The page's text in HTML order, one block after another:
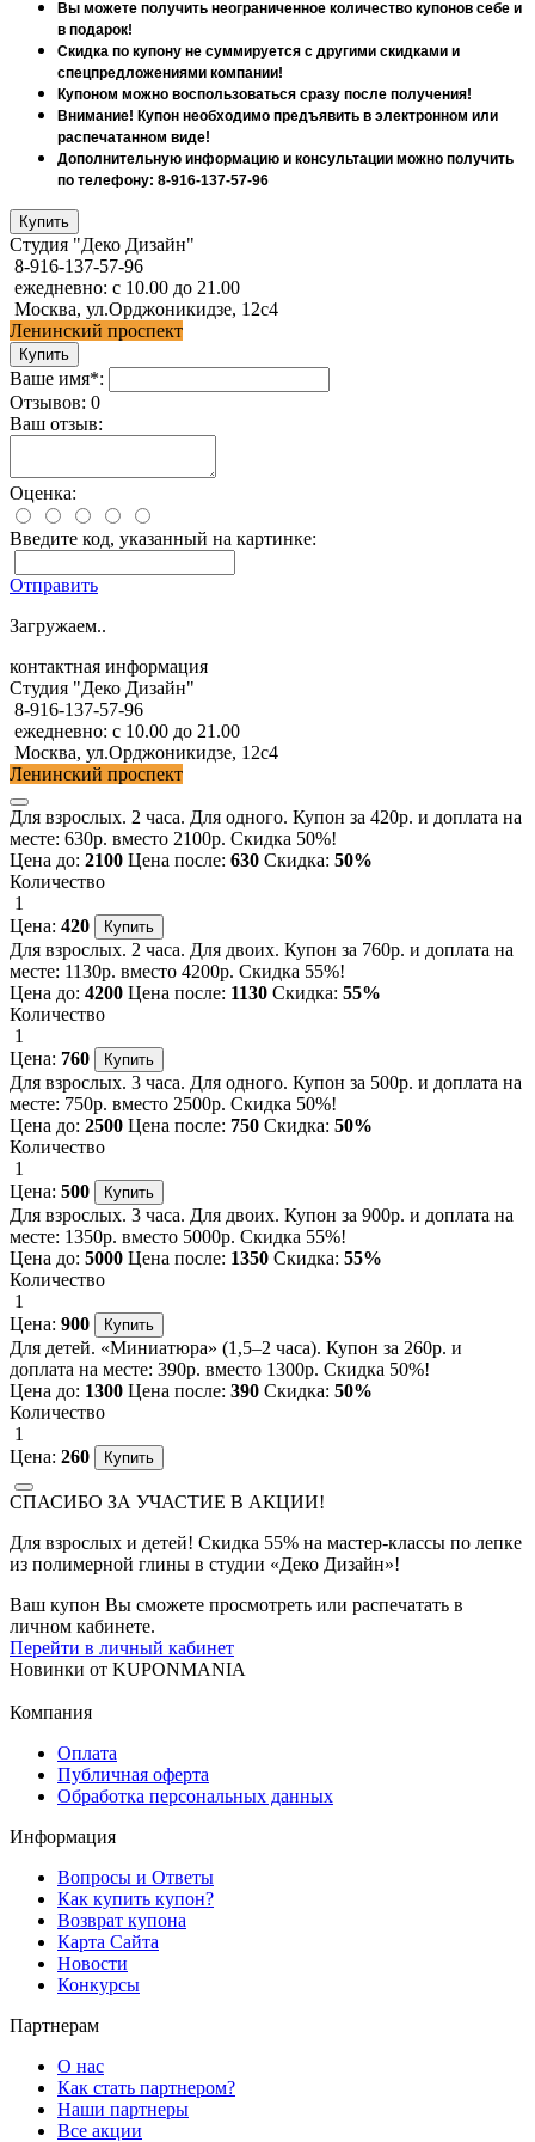
Вы можете получить неограниченное количество купонов себе и
в подарок!
Скидка по купону не суммируется с другими скидками и
спецпредложениями компании!
Купоном можно воспользоваться сразу после получения!
Внимание! Купон необходимо предъявить в электронном или
распечатанном виде!
Дополнительную информацию и консультации можно получить
по телефону: 8-916-137-57-96
Студия "Деко Дизайн"
8-916-137-57-96
ежедневно: с 10.00 до 21.00
Москва, ул.Орджоникидзе, 12с4
Ленинский проспект
Ваше имя*:
Отзывов: 0
Ваш отзыв:
Оценка:
Введите код, указанный на картинке:
Отправить
Загружаем..
контактная информация
Студия "Деко Дизайн"
8-916-137-57-96
ежедневно: с 10.00 до 21.00
Москва, ул.Орджоникидзе, 12с4
Ленинский проспект
Для взрослых. 2 часа. Для одного. Купон за 420р. и доплата на
месте: 630р. вместо 2100р. Скидка 50%!
Цена до: 2100 Цена после: 630 Скидка: 50%
Количество
1
Цена: 420
Для взрослых. 2 часа. Для двоих. Купон за 760р. и доплата на
месте: 1130р. вместо 4200р. Скидка 55%!
Цена до: 4200 Цена после: 1130 Скидка: 55%
Количество
1
Цена: 760
Для взрослых. 3 часа. Для одного. Купон за 500р. и доплата на
месте: 750р. вместо 2500р. Скидка 50%!
Цена до: 2500 Цена после: 750 Скидка: 50%
Количество
1
Цена: 500
Для взрослых. 3 часа. Для двоих. Купон за 900р. и доплата на
месте: 1350р. вместо 5000р. Скидка 55%!
Цена до: 5000 Цена после: 1350 Скидка: 55%
Количество
1
Цена: 900
Для детей. «Миниатюра» (1,5–2 часа). Купон за 260р. и
доплата на месте: 390р. вместо 1300р. Скидка 50%!
Цена до: 1300 Цена после: 390 Скидка: 50%
Количество
1
Цена: 260
СПАСИБО ЗА УЧАСТИЕ В АКЦИИ!
Для взрослых и детей! Скидка 55% на мастер-классы по лепке
из полимерной глины в студии «Деко Дизайн»!
Ваш купон Вы сможете просмотреть или распечатать в
личном кабинете.
Перейти в личный кабинет
Новинки от KUPONMANIA
Компания
Оплата
Публичная оферта
Обработка персональных данных
Информация
Вопросы и Ответы
Как купить купон?
Возврат купона
Карта Сайта
Новости
Конкурсы
Партнерам
О нас
Как стать партнером?
Наши партнеры
Все акции